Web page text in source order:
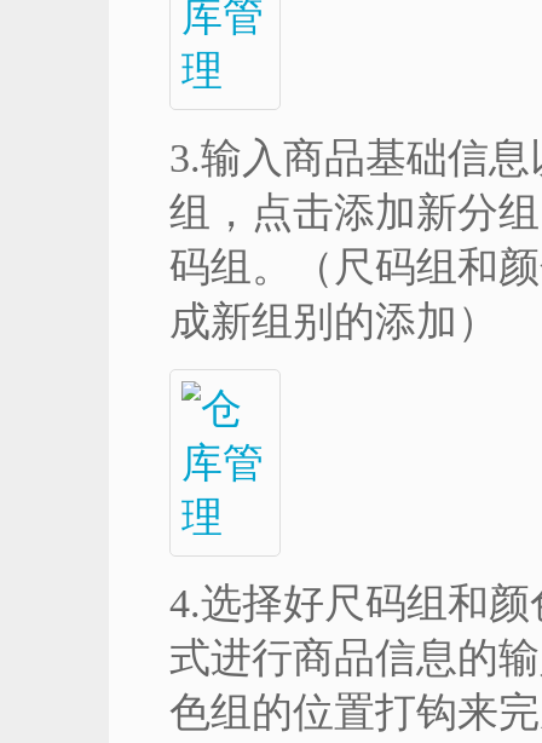
3.输入商品基础信
组，点击添加新分
码组。（尺码组和
成新组别的添加）
4.选择好尺码组和
式进行商品信息的
色组的位置打钩来